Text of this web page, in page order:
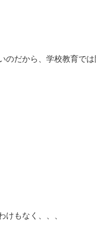
のだから、学校教育で
けもなく、、、